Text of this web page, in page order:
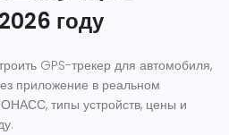
году
GPS-трекер для автомобиля,
приложение в реальном
типы устройств, цены и